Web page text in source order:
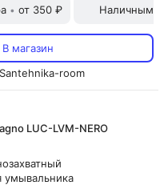
• от 350 ₽ Наличными
В магазин
Santehnika-room
LUC-LVM-NERO
умывальника